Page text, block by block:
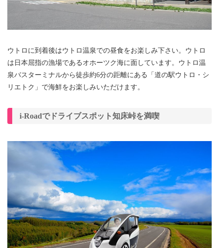
ウトロに到着後はウトロ温泉での昼食をお楽しみ下さい。ウトロ
は日本屈指の漁場であるオホーツク海に面しています。ウトロ温
泉バスターミナルから徒歩約6分の距離にある「道の駅ウトロ・シ
リエトク」で海鮮をお楽しみいただけます。
i-Roadでドライブスポット知床峠を満喫